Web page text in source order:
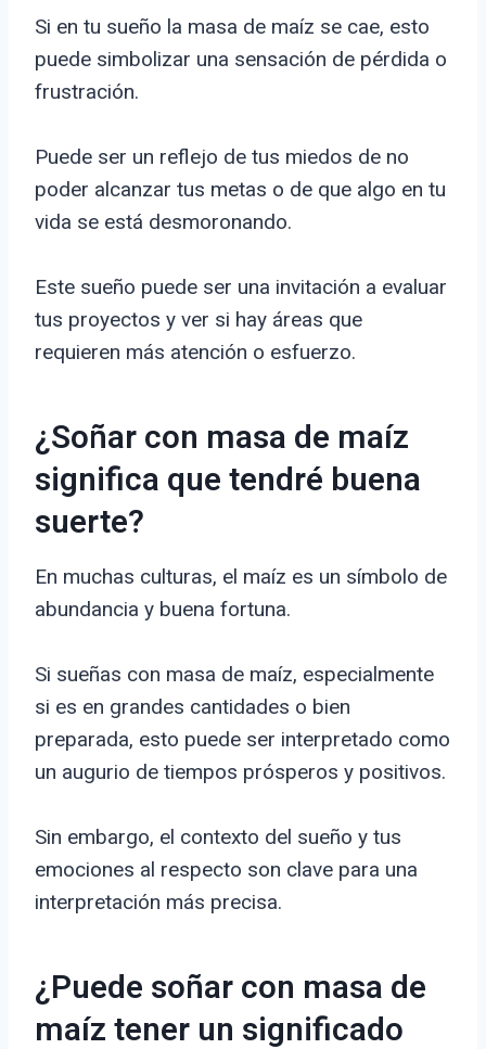
Si en tu sueño la masa de maíz se cae, esto
puede simbolizar una sensación de pérdida o
frustración.
Puede ser un reflejo de tus miedos de no
poder alcanzar tus metas o de que algo en tu
vida se está desmoronando.
Este sueño puede ser una invitación a evaluar
tus proyectos y ver si hay áreas que
requieren más atención o esfuerzo.
¿Soñar con masa de maíz
significa que tendré buena
suerte?
En muchas culturas, el maíz es un símbolo de
abundancia y buena fortuna.
Si sueñas con masa de maíz, especialmente
si es en grandes cantidades o bien
preparada, esto puede ser interpretado como
un augurio de tiempos prósperos y positivos.
Sin embargo, el contexto del sueño y tus
emociones al respecto son clave para una
interpretación más precisa.
¿Puede soñar con masa de
maíz tener un significado